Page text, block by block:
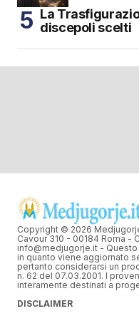
La
discepoli scelti
Copyright © 2026
Cavour 310 - 00184 Roma -
info@medjugorje.it -
in quanto viene aggiornato
pertanto considerarsi un
n. 62 del 07.03.2001. I
interamente destinati a
DISCLAIMER